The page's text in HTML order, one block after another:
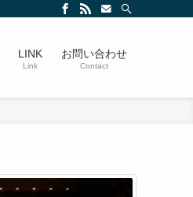
LINK
Link
お問い合わせ
Contact